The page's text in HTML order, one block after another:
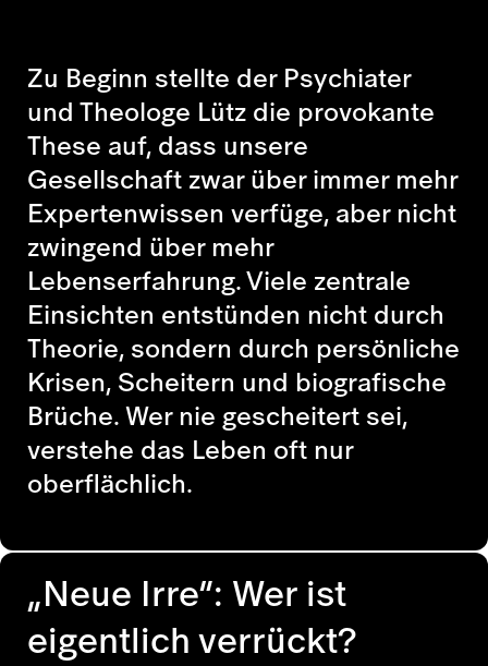
Zu Beginn stellte der Psychiater
und Theologe Lütz die provokante
These auf, dass unsere
Gesellschaft zwar über immer mehr
Expertenwissen verfüge, aber nicht
zwingend über mehr
Lebenserfahrung. Viele zentrale
Einsichten entstünden nicht durch
Theorie, sondern durch persönliche
Krisen, Scheitern und biografische
Brüche. Wer nie gescheitert sei,
verstehe das Leben oft nur
oberflächlich.
„Neue Irre“: Wer ist
eigentlich verrückt?